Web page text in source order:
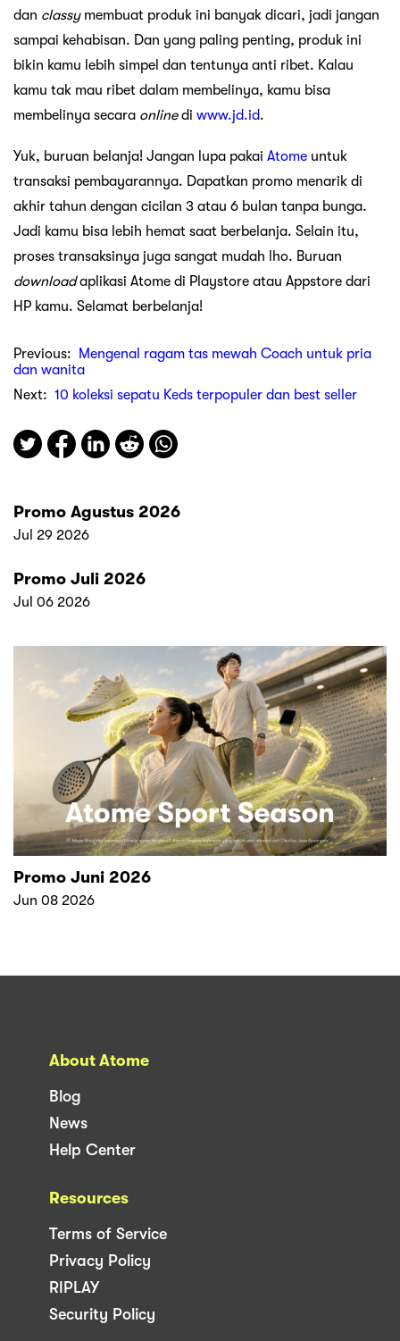
dan classymembuat produk ini banyak dicari, jadi jangan
sampai kehabisan. Dan yang paling penting, produk ini
bikin kamu lebih simpel dan tentunya anti ribet. Kalau
kamu tak mau ribet dalam membelinya, kamu bisa
membelinya secara onlinedi www.jd.id.
Yuk, buruan belanja! Jangan lupa pakai Atome untuk
transaksi pembayarannya. Dapatkan promo menarik di
akhir tahun dengan cicilan 3 atau 6 bulan tanpa bunga.
Jadi kamu bisa lebih hemat saat berbelanja. Selain itu,
proses transaksinya juga sangat mudah lho. Buruan
downloadaplikasi Atome di Playstore atau Appstore dari
HP kamu. Selamat berbelanja!
Previous:
Mengenal ragam tas mewah Coach untuk pria
dan wanita
Next: 10 koleksi sepatu Keds terpopuler dan best seller
Promo Agustus 2026
Jul 29 2026
Promo Juli 2026
Jul 06 2026
Promo Juni 2026
Jun 08 2026
About Atome
Blog
News
Help Center
Resources
Terms of Service
Privacy Policy
RIPLAY
Security Policy